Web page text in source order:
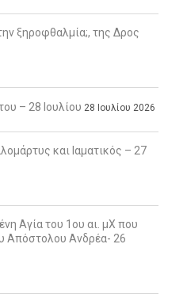
ξηροφθαλμία;, της Δρος
– 28 Ιουλίου 28 Ιουλίου 2026
και Ιαματικός – 27
Αγία του 1ου αι. μΧ που
Απόστολου Ανδρέα- 26